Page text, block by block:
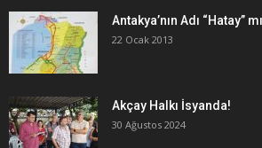
Antakya’nın Adı “Hatay”
22 Ocak 2013
Akçay Halkı İsyanda!
30 Ağustos 2024